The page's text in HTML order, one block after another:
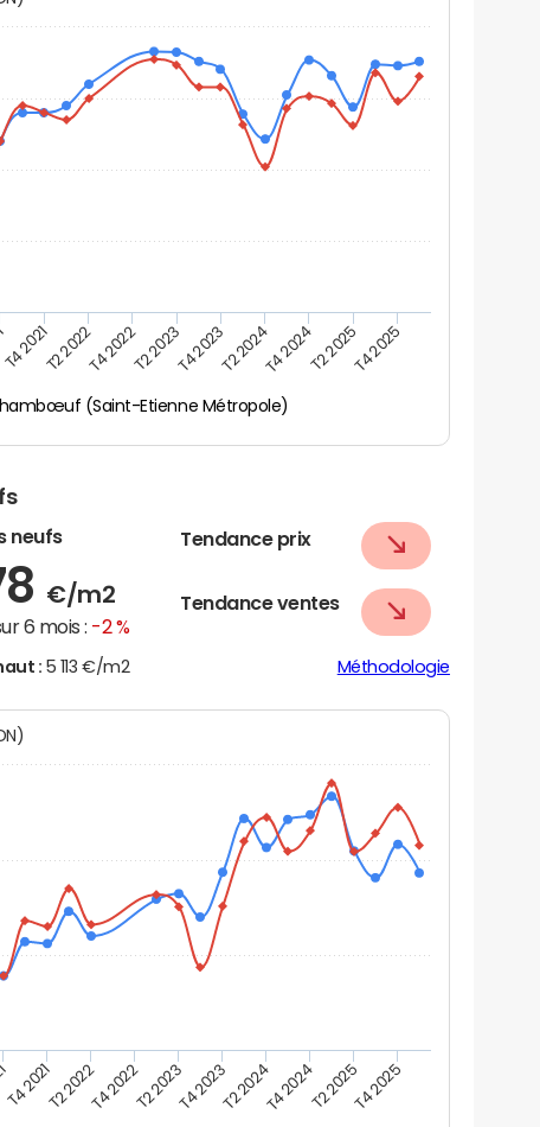
(Saint-Etienne Métropole)
T4 2021T2 2022T4 2022T2 2023T4 2023T2 2024T4 2024T2 2025T4 2025
neufs
€/m2
6 mois : -2 %
Tendance prix
Tendance ventes
: 5 113 €/m2 Méthodologie
T4 2021T2 2022T4 2022T2 2023T4 2023T2 2024T4 2024T2 2025T4 2025